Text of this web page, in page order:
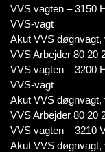
VVS vagten – 3150
VVS-vagt
Akut VVS døgnvagt,
VVS Arbejder 80 20
VVS vagten – 3200
VVS-vagt
Akut VVS døgnvagt,
VVS Arbejder 80 20
VVS vagten – 3210
Akut VVS døgnvagt,